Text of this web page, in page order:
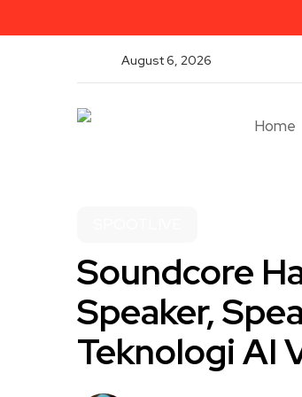
August 6, 2026
Home
Soundcore
Speaker,
Teknologi AI